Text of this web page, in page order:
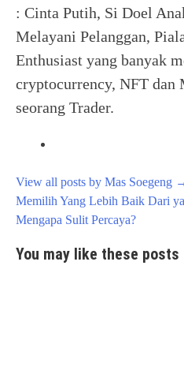
: Cinta Putih, Si Doel
Melayani Pelanggan,
Enthusiast yang banyak
cryptocurrency, NFT dan
seorang Trader.
View all posts by Mas Soegeng
Post
navigation
Memilih Yang Lebih Baik Dari
Mengapa Sulit Percaya?
You may like these posts